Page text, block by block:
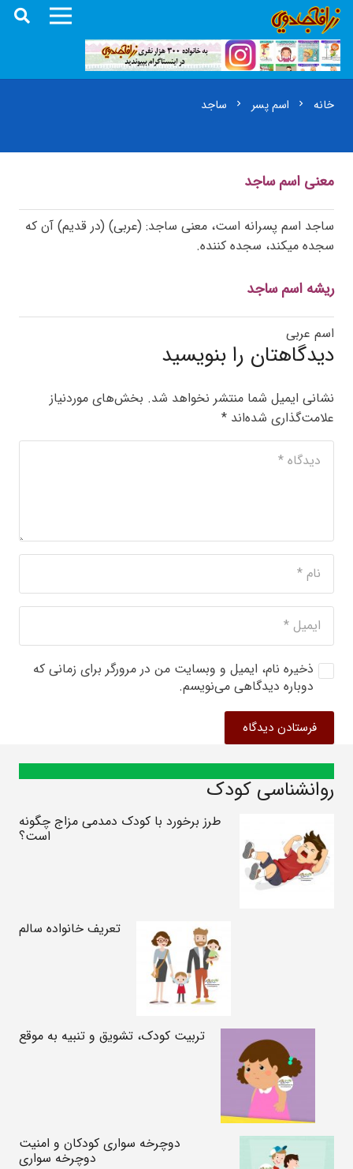
خانه chevron_right اسم پسر chevron_right ساجد
معنی اسم ساجد
ساجد اسم پسرانه است، معنی ساجد: (عربی) (در قدیم) آن که
سجده میکند، سجده کننده.
ریشه اسم ساجد
اسم عربی
دیدگاهتان را بنویسید
نشانی ایمیل شما منتشر نخواهد شد. بخش‌های موردنیاز
علامت‌گذاری شده‌اند *
ذخیره نام، ایمیل و وبسایت من در مرورگر برای زمانی که
دوباره دیدگاهی می‌نویسم.
فرستادن دیدگاه
روانشناسی کودک
طرز برخورد با کودک دمدمی مزاج چگونه
است؟
تعریف خانواده سالم
تربیت کودک، تشویق و تنبیه به موقع
دوچرخه سواری کودکان و امنیت
دوچرخه سواری